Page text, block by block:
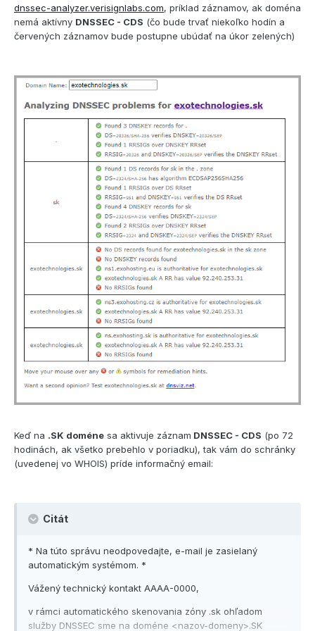
dnssec-analyzer.verisignlabs.com, príklad záznamov, ak doména
nemá aktívny DNSSEC - CDS (čo bude trvať niekoľko hodín a
červených záznamov bude postupne ubúdať na úkor zelených)
Keď na .SK doméne sa aktivuje záznam DNSSEC - CDS (po 72
hodinách, ak všetko prebehlo v poriadku), tak vám do schránky
(uvedenej vo WHOIS) príde informačný email:
Citát
* Na túto správu neodpovedajte, e-mail je zasielaný
automatickým systémom. *
Vážený technický kontakt AAAA-0000,
v rámci automatického skenovania zóny .sk ohľadom
služby DNSSEC sme na doméne <nazov-domeny>.SK